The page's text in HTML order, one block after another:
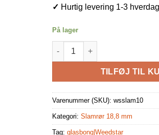
✓ Hurtig levering 1-3
På lager
Slamrør Glas 10cm antal
TILFØJ TIL
Varenummer (SKU): wsslam10
Kategori: Slamrør 18,8 mm
Tag: glasbong|Weedstar